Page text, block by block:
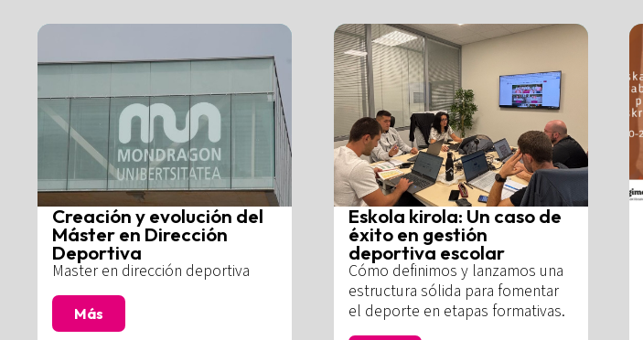
Creación y evolución del
Máster en Dirección
Deportiva
Master en dirección deportiva
Más
Eskola kirola: Un caso de
éxito en gestión
deportiva escolar
Cómo definimos y lanzamos una
estructura sólida para fomentar
el deporte en etapas formativas.